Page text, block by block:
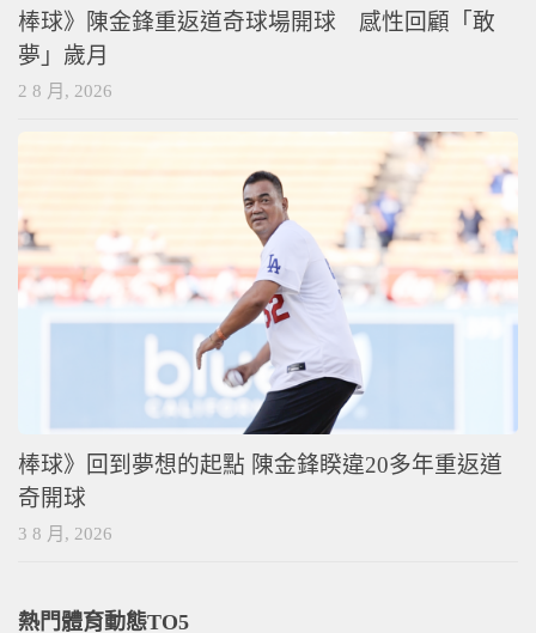
棒球》陳金鋒重返道奇球場開球 感性回顧「敢
夢」歲月
2 8 月, 2026
棒球》回到夢想的起點 陳金鋒睽違20多年重返道
奇開球
3 8 月, 2026
熱門體育動態TO5